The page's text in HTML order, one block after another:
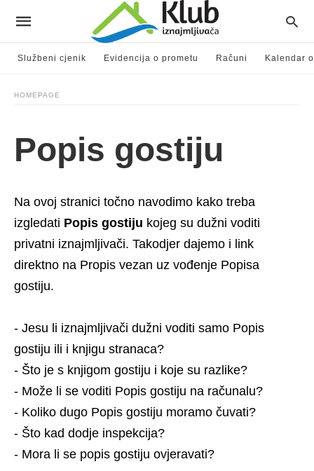
Službeni cjenik Evidencija o prometu Računi Kalendar
HOMEPAGE
Popis gostiju
Na ovoj stranici točno navodimo kako treba
izgledati Popis gostiju kojeg su dužni voditi
privatni iznajmljivači. Takodjer dajemo i link
direktno na Propis vezan uz vođenje Popisa
gostiju.
- Jesu li iznajmljivači dužni voditi samo Popis
gostiju ili i knjigu stranaca?
- Što je s knjigom gostiju i koje su razlike?
- Može li se voditi Popis gostiju na računalu?
- Koliko dugo Popis gostiju moramo čuvati?
- Što kad dodje inspekcija?
- Mora li se popis gostiju ovjeravati?